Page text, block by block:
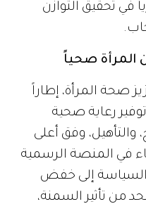
في تحقيق التوازن
المرأة صحياً
صحة المرأة، إطاراً
رعاية صحية
والتأهيل، وفق أعلى
في المنصة الرسمية
السياسة إلى خفض
من تأثير السمنة،